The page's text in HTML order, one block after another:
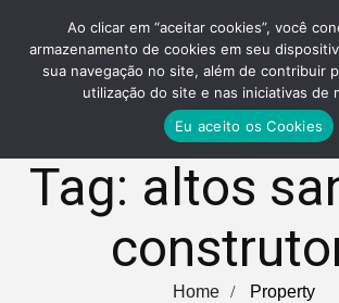
Tag: altos
Home Property
Ao clicar em “aceitar cookies”, você
armazenamento de cookies em seu
sua navegação no site, além de contribuir
utilização do site e nas iniciativas de
Eu aceito os Cookies